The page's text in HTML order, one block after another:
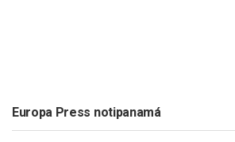
Europa Press notipanamá